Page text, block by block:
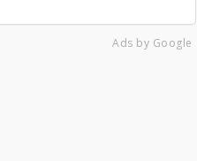
Ads by Google